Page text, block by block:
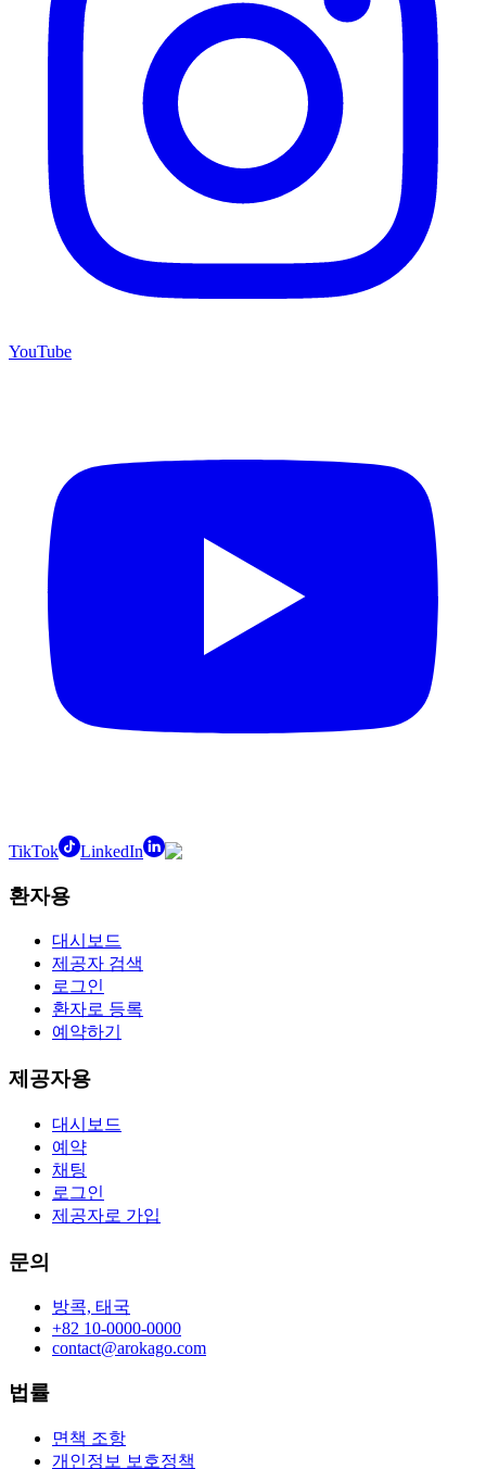
YouTube
TikTok LinkedIn
환자용
대시보드
제공자 검색
로그인
환자로 등록
예약하기
제공자용
대시보드
예약
채팅
로그인
제공자로 가입
문의
방콕, 태국
+82 10-0000-0000
contact@arokago.com
법률
면책 조항
개인정보 보호정책